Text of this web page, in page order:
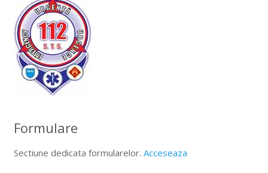
Formulare
Sectiune dedicata formularelor. Acceseaza